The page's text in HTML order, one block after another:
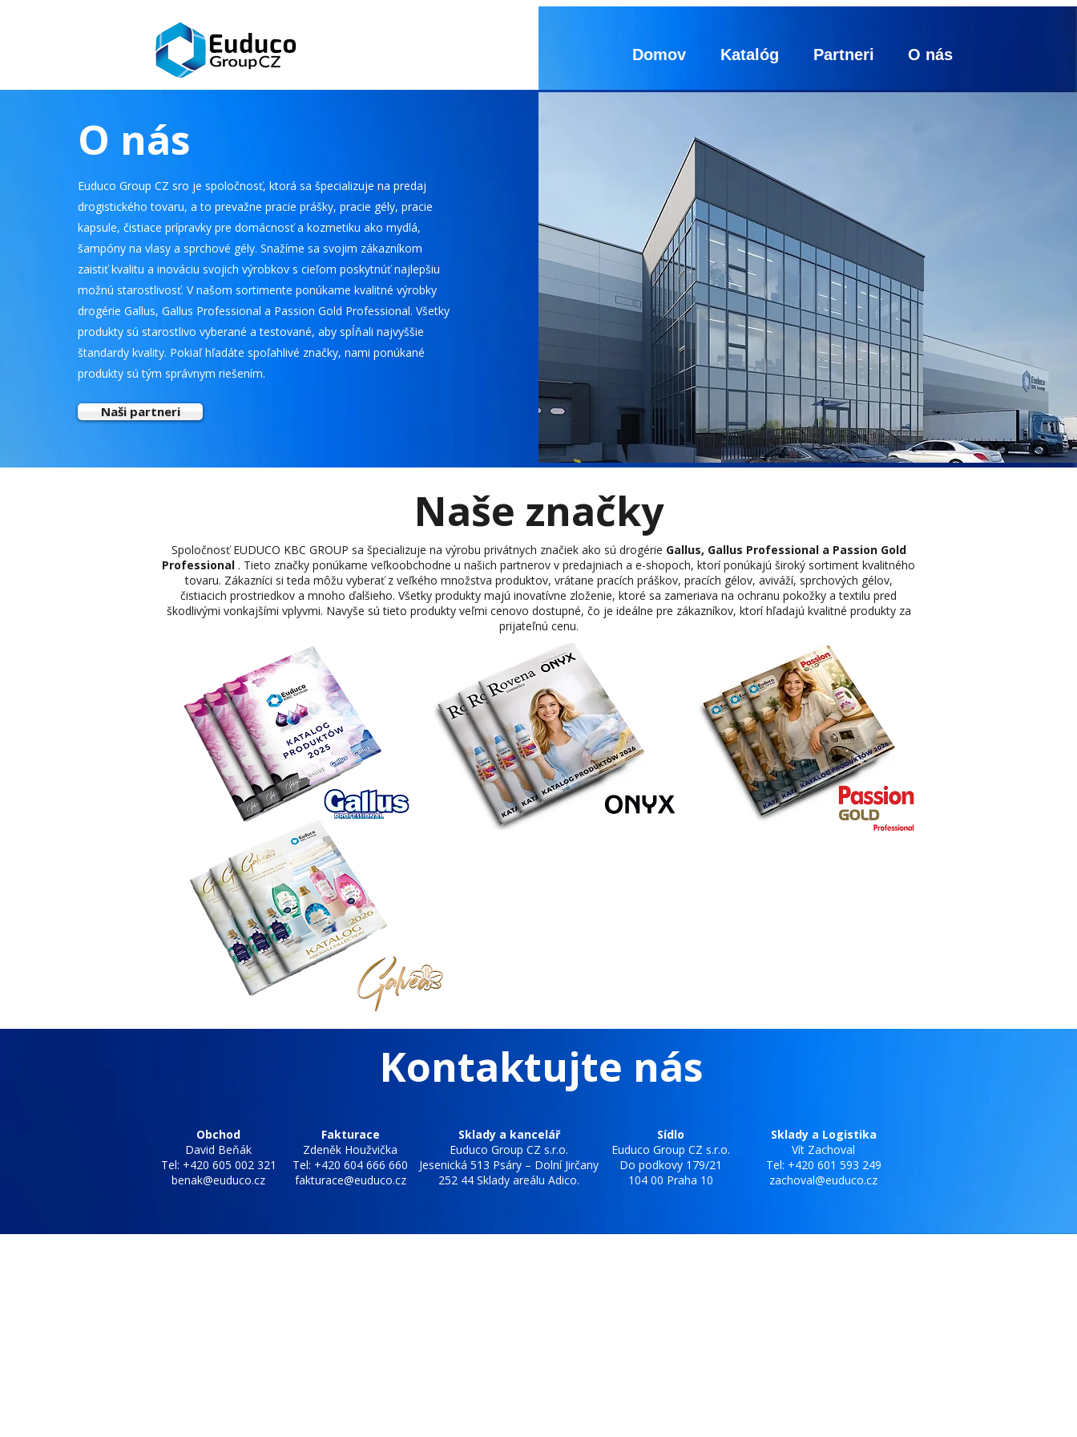
Domov Katalóg Partneri O nás
O nás
Euduco Group CZ sro je spoločnosť, ktorá sa špecializuje na predaj
drogistického tovaru, a to prevažne pracie prášky, pracie gély, pracie
kapsule, čistiace prípravky pre domácnosť a kozmetiku ako mydlá,
šampóny na vlasy a sprchové gély. Snažíme sa svojim zákazníkom
zaistiť kvalitu a inováciu svojich výrobkov s cieľom poskytnúť najlepšiu
možnú starostlivosť. V našom sortimente ponúkame kvalitné výrobky
drogérie Gallus, Gallus Professional a Passion Gold Professional. Všetky
produkty sú starostlivo vyberané a testované, aby spĺňali najvyššie
štandardy kvality. Pokiaľ hľadáte spoľahlivé značky, nami ponúkané
produkty sú tým správnym riešením.
Naši partneri
Naše značky
Spoločnosť EUDUCO KBC GROUP sa špecializuje na výrobu privátnych značiek ako sú drogérie Gallus, Gallus Professional a Passion Gold
Professional . Tieto značky ponúkame veľkoobchodne u našich partnerov v predajniach a e-shopoch, ktorí ponúkajú široký sortiment kvalitného
tovaru. Zákazníci si teda môžu vyberať z veľkého množstva produktov, vrátane pracích práškov, pracích gélov, aviváží, sprchových gélov,
čistiacich prostriedkov a mnoho ďalšieho. Všetky produkty majú inovatívne zloženie, ktoré sa zameriava na ochranu pokožky a textilu pred
škodlivými vonkajšími vplyvmi. Navyše sú tieto produkty veľmi cenovo dostupné, čo je ideálne pre zákazníkov, ktorí hľadajú kvalitné produkty za
prijateľnú cenu.
Kontaktujte nás
Obchod
David Beňák
Tel: +420 605 002 321
benak@euduco.cz
Fakturace
Zdeněk Houžvička
Tel: +420 604 666 660
fakturace@euduco.cz
Sklady a kancelář
Euduco Group CZ s.r.o.
Jesenická 513 Psáry – Dolní Jirčany
252 44 Sklady areálu Adico.
Sídlo
Euduco Group CZ s.r.o.
Do podkovy 179/21
104 00 Praha 10
Sklady a Logistika
Vít Zachoval
Tel: +420 601 593 249
zachoval@euduco.cz